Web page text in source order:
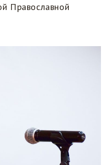
Православной